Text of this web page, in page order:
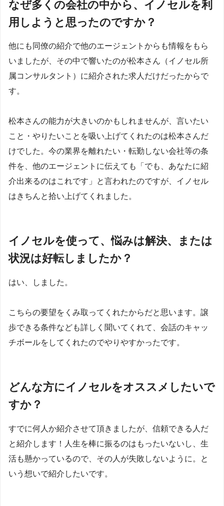
なぜ多くの会社の中から、イノセルを利
用しようと思ったのですか？
他にも同僚の紹介で他のエージェントからも情報をもら
いましたが、その中で響いたのが松本さん（イノセル所
属コンサルタント）に紹介された求人だけだったからで
す。
松本さんの能力が大きいのかもしれませんが、言いたい
こと・やりたいことを吸い上げてくれたのは松本さんだ
けでした。今の業界を離れたい・転勤しない会社等の条
件を、他のエージェントに伝えても「でも、あなたに紹
介出来るのはこれです」と言われたのですが、イノセル
はきちんと拾い上げてくれました。
イノセルを使って、悩みは解決、または
状況は好転しましたか？
はい、しました。
こちらの要望をくみ取ってくれたからだと思います。譲
歩できる条件なども詳しく聞いてくれて、会話のキャッ
チボールをしてくれたのでやりやすかったです。
どんな方にイノセルをオススメしたいで
すか？
すでに何人か紹介させて頂きましたが、信頼できる人だ
と紹介します！人生を棒に振るのはもったいないし、生
活も懸かっているので、その人が失敗しないように。と
いう想いで紹介したいです。